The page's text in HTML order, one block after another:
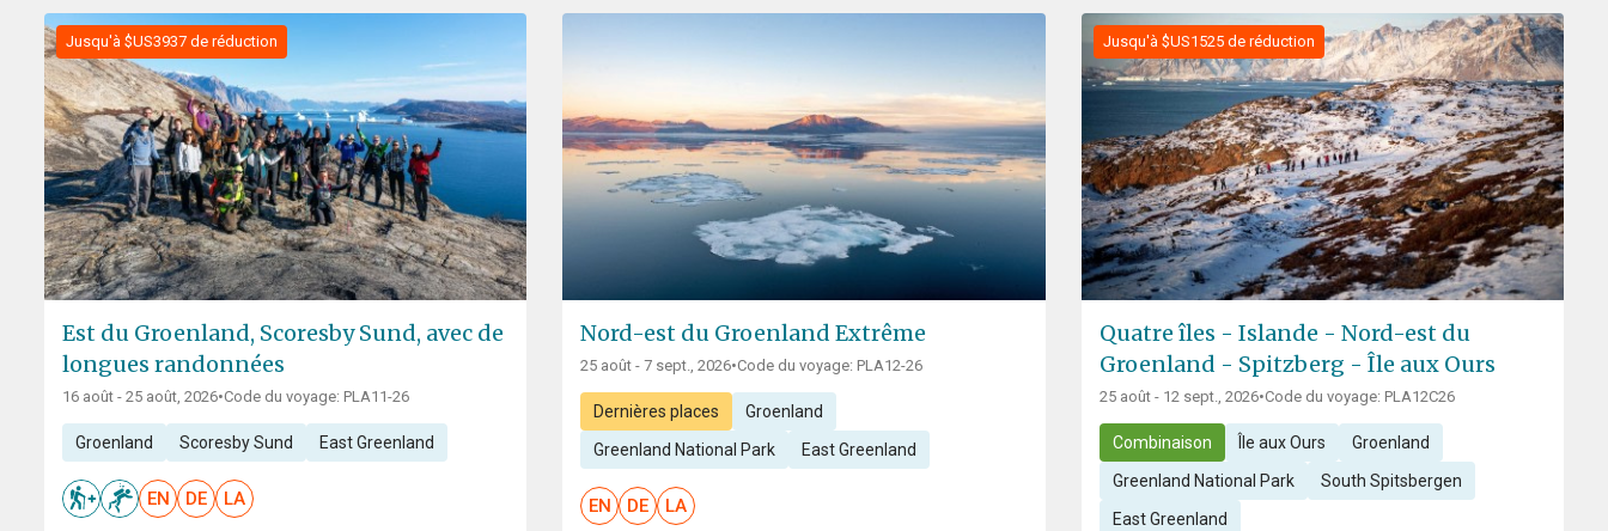
Jusqu'à $US3937 de réduction
Est du Groenland, Scoresby Sund, avec de
longues randonnées
16 août - 25 août, 2026•Code du voyage: PLA11-26
Groenland Scoresby Sund East Greenland
EN DE LA
Nord-est du Groenland Extrême
25 août - 7 sept., 2026•Code du voyage: PLA12-26
Dernières places Groenland
Greenland National Park East Greenland
EN DE LA
Jusqu'à $US1525 de réduction
Quatre îles - Islande - Nord-est du
Groenland - Spitzberg - Île aux Ours
25 août - 12 sept., 2026•Code du voyage: PLA12C26
Combinaison Île aux Ours Groenland
Greenland National Park South Spitsbergen
East Greenland